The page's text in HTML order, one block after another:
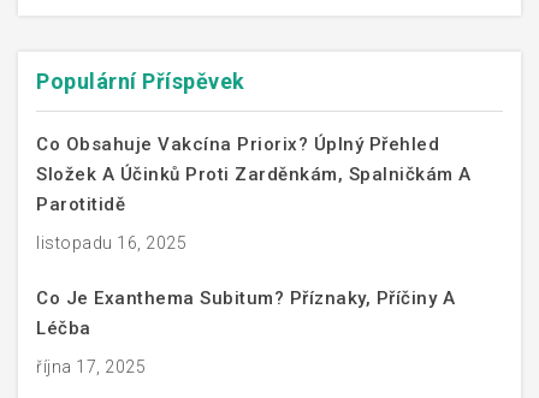
Populární Příspěvek
Co Obsahuje Vakcína Priorix? Úplný Přehled
Složek A Účinků Proti Zarděnkám, Spalničkám A
Parotitidě
listopadu 16, 2025
Co Je Exanthema Subitum? Příznaky, Příčiny A
Léčba
října 17, 2025